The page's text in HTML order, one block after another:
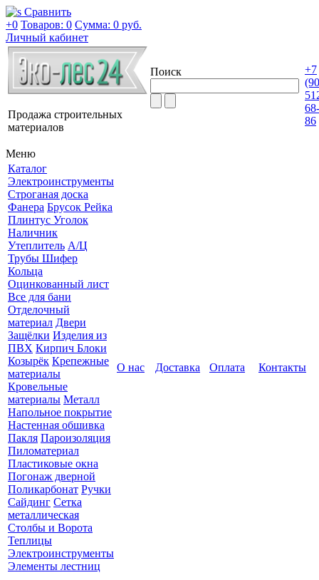
Сравнить
+0 Товаров: 0 Сумма: 0 руб.
Личный кабинет
Продажа строительных
материалов
Поиск
+7
68-
86
Меню
Каталог
Электроинструменты
Строганая доска
Фанера Брусок Рейка
Плинтус Уголок
Наличник
Утеплитель А/Ц
Трубы Шифер
Кольца
Оцинкованный лист
Все для бани
Отделочный
материал Двери
Защёлки Изделия из
ПВХ Кирпич Блоки
Козырёк Крепежные
материалы
Кровельные
материалы Металл
Напольное покрытие
Настенная обшивка
Пакля Пароизоляция
Пиломатериал
Пластиковые окна
Погонаж дверной
Поликарбонат Ручки
Сайдинг Сетка
металлическая
Столбы и Ворота
Теплицы
Электроинструменты
Элементы лестниц
О нас Доставка Оплата Контакты